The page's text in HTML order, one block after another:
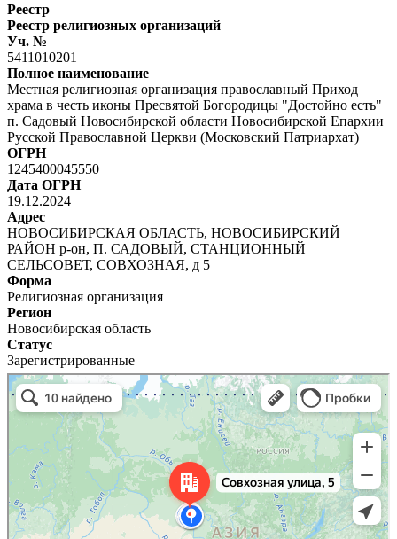
Реестр
Реестр религиозных организаций
Уч. №
5411010201
Полное наименование
Местная религиозная организация православный Приход
храма в честь иконы Пресвятой Богородицы "Достойно есть"
п. Садовый Новосибирской области Новосибирской Епархии
Русской Православной Церкви (Московский Патриархат)
ОГРН
1245400045550
Дата ОГРН
19.12.2024
Адрес
НОВОСИБИРСКАЯ ОБЛАСТЬ, НОВОСИБИРСКИЙ
РАЙОН р-он, П. САДОВЫЙ, СТАНЦИОННЫЙ
СЕЛЬСОВЕТ, СОВХОЗНАЯ, д 5
Форма
Религиозная организация
Регион
Новосибирская область
Статус
Зарегистрированные